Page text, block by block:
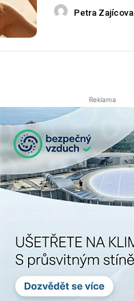
Petra Zajícova
Reklama